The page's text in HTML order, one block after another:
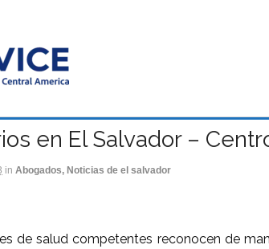
en El Salvador –
in Abogados, Noticias de el salvador
de salud competentes reconocen de